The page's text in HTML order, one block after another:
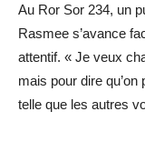
Au Ror Sor 234, un
Rasmee s’avance
attentif. « Je veux
mais pour dire qu’on
telle que les autres